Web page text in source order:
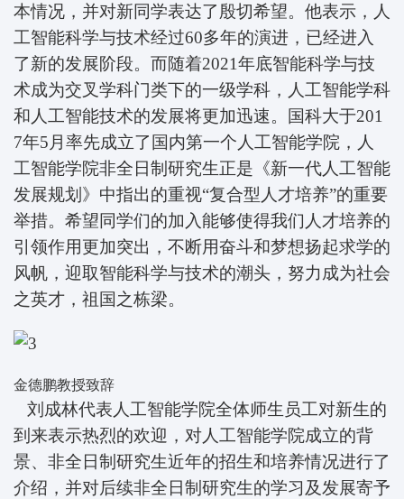
本情况，并对新同学表达了殷切希望。他表示，人
工智能科学与技术经过60多年的演进，已经进入
了新的发展阶段。而随着2021年底智能科学与技
术成为交叉学科门类下的一级学科，人工智能学科
和人工智能技术的发展将更加迅速。国科大于201
7年5月率先成立了国内第一个人工智能学院，人
工智能学院非全日制研究生正是《新一代人工智能
发展规划》中指出的重视“复合型人才培养”的重要
举措。希望同学们的加入能够使得我们人才培养的
引领作用更加突出，不断用奋斗和梦想扬起求学的
风帆，迎取智能科学与技术的潮头，努力成为社会
之英才，祖国之栋梁。
金德鹏教授致辞
刘成林代表人工智能学院全体师生员工对新生的
到来表示热烈的欢迎，对人工智能学院成立的背
景、非全日制研究生近年的招生和培养情况进行了
介绍，并对后续非全日制研究生的学习及发展寄予